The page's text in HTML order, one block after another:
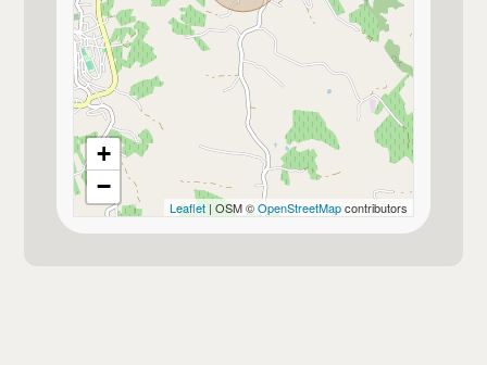
+
−
Leaflet| OSM ©OpenStreetMapcontributors